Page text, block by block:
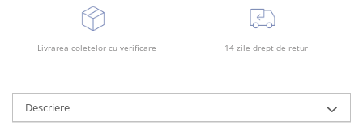
Livrarea coletelor cu verificare 14 zile drept de retur
Descriere